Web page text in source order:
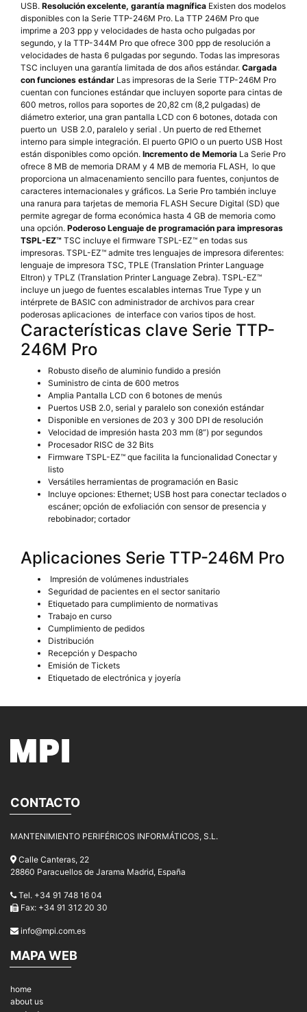
USB. Resolución excelente, garantía magnífica Existen dos modelos
disponibles con la Serie TTP-246M Pro. La TTP 246M Pro que
imprime a 203 ppp y velocidades de hasta ocho pulgadas por
segundo, y la TTP-344M Pro que ofrece 300 ppp de resolución a
velocidades de hasta 6 pulgadas por segundo. Todas las impresoras
TSC incluyen una garantía limitada de dos años estándar. Cargada
con funciones estándar Las impresoras de la Serie TTP-246M Pro
cuentan con funciones estándar que incluyen soporte para cintas de
600 metros, rollos para soportes de 20,82 cm (8,2 pulgadas) de
diámetro exterior, una gran pantalla LCD con 6 botones, dotada con
puerto un USB 2.0, paralelo y serial . Un puerto de red Ethernet
interno para simple integración. El puerto GPIO o un puerto USB Host
están disponibles como opción. Incremento de Memoria La Serie Pro
ofrece 8 MB de memoria DRAM y 4 MB de memoria FLASH, lo que
proporciona un almacenamiento sencillo para fuentes, conjuntos de
caracteres internacionales y gráficos. La Serie Pro también incluye
una ranura para tarjetas de memoria FLASH Secure Digital (SD) que
permite agregar de forma económica hasta 4 GB de memoria como
una opción. Poderoso Lenguaje de programación para impresoras
TSPL-EZ™ TSC incluye el firmware TSPL-EZ™ en todas sus
impresoras. TSPL-EZ™ admite tres lenguajes de impresora diferentes:
lenguaje de impresora TSC, TPLE (Translation Printer Language
Eltron) y TPLZ (Translation Printer Language Zebra). TSPL-EZ™
incluye un juego de fuentes escalables internas True Type y un
intérprete de BASIC con administrador de archivos para crear
poderosas aplicaciones de interface con varios tipos de host.
Características clave Serie TTP-
246M Pro
Robusto diseño de aluminio fundido a presión
Suministro de cinta de 600 metros
Amplia Pantalla LCD con 6 botones de menús
Puertos USB 2.0, serial y paralelo son conexión estándar
Disponible en versiones de 203 y 300 DPI de resolución
Velocidad de impresión hasta 203 mm (8”) por segundos
Procesador RISC de 32 Bits
Firmware TSPL-EZ™ que facilita la funcionalidad Conectar y
listo
Versátiles herramientas de programación en Basic
Incluye opciones: Ethernet; USB host para conectar teclados o
escáner; opción de exfoliación con sensor de presencia y
rebobinador; cortador
Aplicaciones Serie TTP-246M Pro
Impresión de volúmenes industriales
Seguridad de pacientes en el sector sanitario
Etiquetado para cumplimiento de normativas
Trabajo en curso
Cumplimiento de pedidos
Distribución
Recepción y Despacho
Emisión de Tickets
Etiquetado de electrónica y joyería
CONTACTO
MANTENIMIENTO PERIFÉRICOS INFORMÁTICOS, S.L.
Calle Canteras, 22
28860 Paracuellos de Jarama Madrid, España
Tel. +34 91 748 16 04
Fax: +34 91 312 20 30
info@mpi.com.es
MAPA WEB
home
about us